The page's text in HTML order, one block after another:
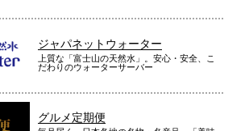
ジャパネットウォーター
上質な「富士山の天然水」。安心・安全、こ
だわりのウォーターサーバー
グルメ定期便